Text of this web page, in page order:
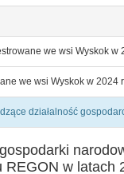
we wsi Wyskok w
we wsi Wyskok w 2024
działalność
REGON w latach